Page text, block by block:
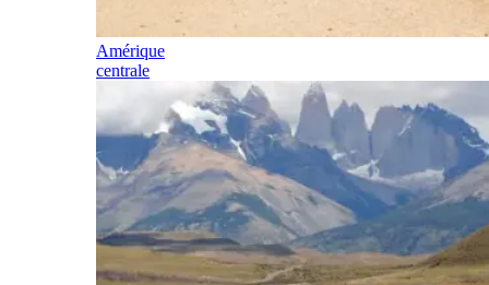
Amérique
centrale